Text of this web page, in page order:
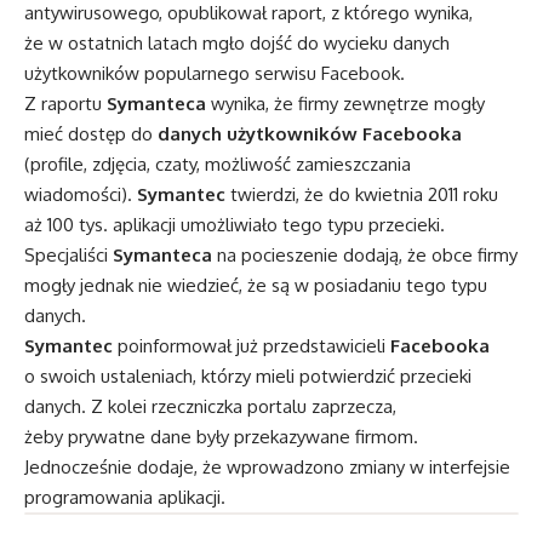
antywirusowego, opublikował raport, z którego wynika,
że w ostatnich latach mgło dojść do wycieku danych
użytkowników popularnego serwisu Facebook.
Z raportu Symanteca wynika, że firmy zewnętrze mogły
mieć dostęp do danych użytkowników Facebooka
(profile, zdjęcia, czaty, możliwość zamieszczania
wiadomości). Symantec twierdzi, że do kwietnia 2011 roku
aż 100 tys. aplikacji umożliwiało tego typu przecieki.
Specjaliści Symanteca na pocieszenie dodają, że obce firmy
mogły jednak nie wiedzieć, że są w posiadaniu tego typu
danych.
Symantec poinformował już przedstawicieli Facebooka
o swoich ustaleniach, którzy mieli potwierdzić przecieki
danych. Z kolei rzeczniczka portalu zaprzecza,
żeby prywatne dane były przekazywane firmom.
Jednocześnie dodaje, że wprowadzono zmiany w interfejsie
programowania aplikacji.